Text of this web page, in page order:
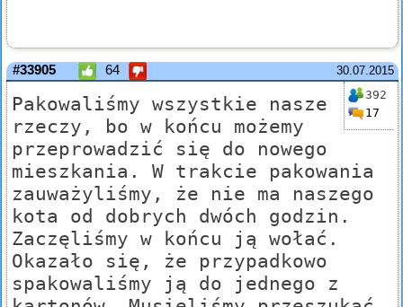
30.07.2015
#33905 64
392
17
Pakowaliśmy wszystkie nasze
rzeczy, bo w końcu możemy
przeprowadzić się do nowego
mieszkania. W trakcie pakowania
zauważyliśmy, że nie ma naszego
kota od dobrych dwóch godzin.
Zaczęliśmy w końcu ją wołać.
Okazało się, że przypadkowo
spakowaliśmy ją do jednego z